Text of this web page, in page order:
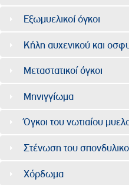
Εξωμυελικοί όγκοι
Κήλη αυχενικού και
Μεταστατικοί όγκοι
Μηνιγγίωμα
Όγκοι του νωτιαίου
Στένωση του
Χόρδωμα